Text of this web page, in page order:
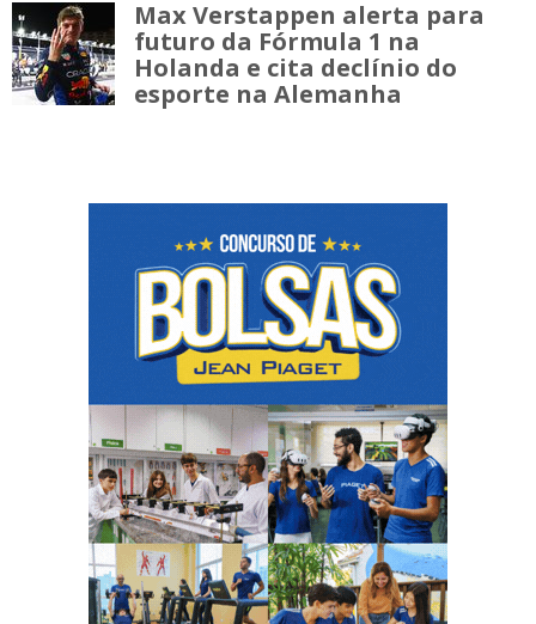
Max Verstappen alerta para
futuro da Fórmula 1 na
Holanda e cita declínio do
esporte na Alemanha